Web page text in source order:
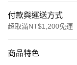
付款與運送方式
超取滿NT$1,200免運
信用卡一次付款
商品特色